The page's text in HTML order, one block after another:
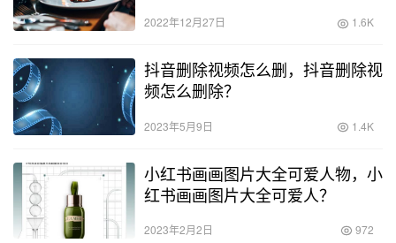
2022年12月27日 1.6K
抖音删除视频怎么删，抖音删除视
频怎么删除？
2023年5月9日 1.4K
小红书画画图片大全可爱人物，小
红书画画图片大全可爱人？
2023年2月2日 972